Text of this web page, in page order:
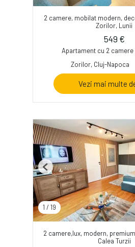
2 camere, mobilat modern,
Zorilor, Lunii
549 €
Apartament cu 2
Zorilor, Cluj-Napoca
Vezi mai multe
1 / 19
Previous
2 camere,lux, modern,
Calea Turzii